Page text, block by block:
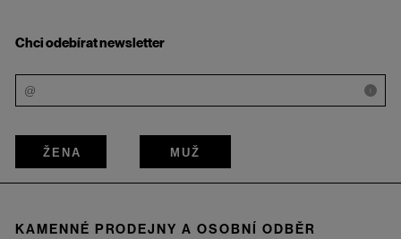
Chci odebírat newsletter
i
ŽENA MUŽ
KAMENNÉ PRODEJNY A OSOBNÍ ODBĚR